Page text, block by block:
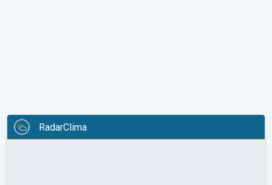
RadarClima